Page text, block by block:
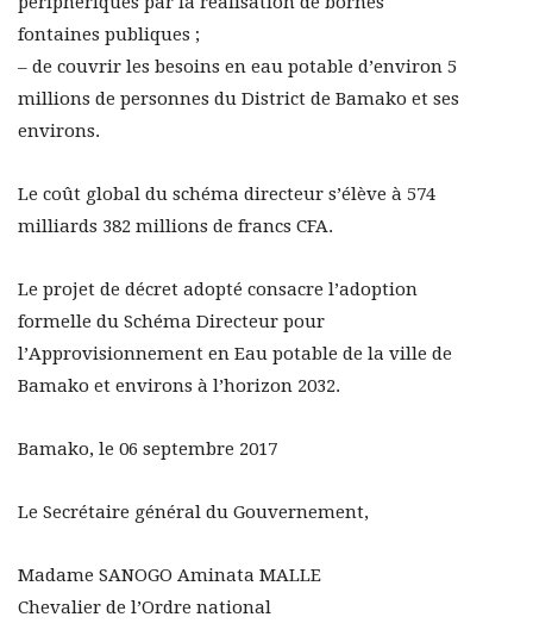
fontaines publiques ;
– de couvrir les besoins en eau potable d’environ 5
millions de personnes du District de Bamako et ses
environs.
Le coût global du schéma directeur s’élève à 574
milliards 382 millions de francs CFA.
Le projet de décret adopté consacre l’adoption
formelle du Schéma Directeur pour
l’Approvisionnement en Eau potable de la ville de
Bamako et environs à l’horizon 2032.
Bamako, le 06 septembre 2017
Le Secrétaire général du Gouvernement,
Madame SANOGO Aminata MALLE
Chevalier de l’Ordre national